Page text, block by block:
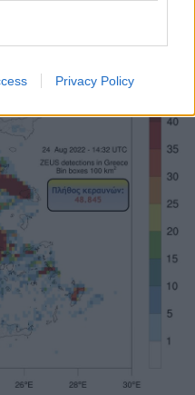
Privacy Policy
η πυκνότητα
από το σύστημα